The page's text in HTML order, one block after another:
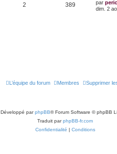
2 389 par
dim. 2
Supprimer
Membres
L’équipe du forum
Développé parphpBB® Forum Software © phpBB
Traduit parphpBB-fr.com
Confidentialité | Conditions